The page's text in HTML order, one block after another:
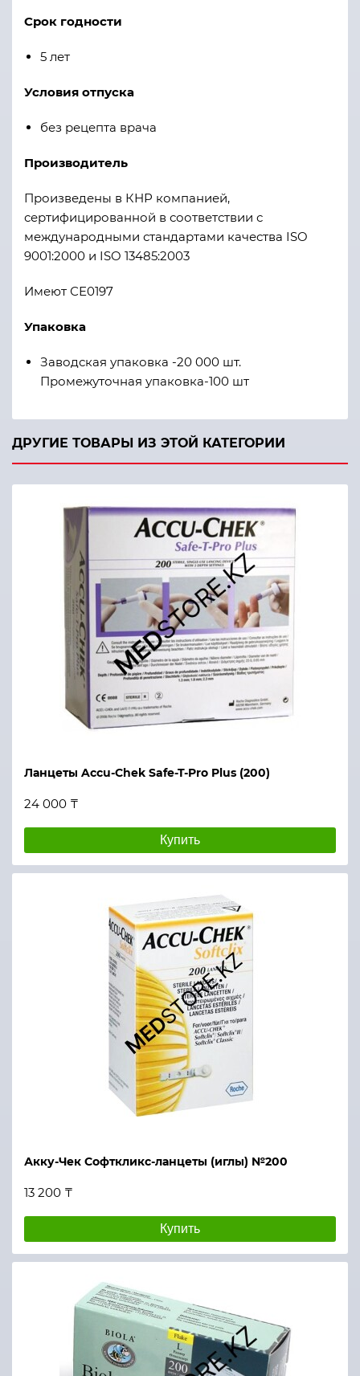
Срок годности
5 лет
Условия отпуска
без рецепта врача
Производитель
Произведены в КНР компанией,
сертифицированной в соответствии с
международными стандартами качества ISO
9001:2000 и ISO 13485:2003
Имеют СЕ0197
Упаковка
Заводская упаковка -20 000 шт.
Промежуточная упаковка-100 шт
ДРУГИЕ ТОВАРЫ ИЗ ЭТОЙ КАТЕГОРИИ
Ланцеты Accu-Chek Safe-T-Pro Plus (200)
24 000 ₸
Купить
Акку-Чек Софткликс-ланцеты (иглы) №200
13 200 ₸
Купить